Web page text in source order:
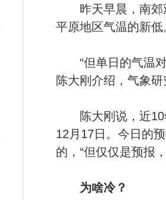
昨天早晨，南郊
平原地区气温的新
“但单日的气温对
陈大刚介绍，气象
陈大刚说，近10
12月17日。今日的
的，“但仅仅是预报
为啥冷？